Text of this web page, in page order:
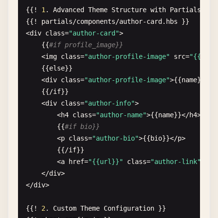
    }
}
// 5. Ghost Theme Structure
// Default theme structure for Ghost
const
themeStructure
"package.json": {
"name"
"version": "1.0.0",
"description": "A custom Ghost theme"
"engines": {
"ghost": ">=5.0.0"
}
"default.hbs"
<html lang="{{lang}}">
    <meta charset="utf-8">
{{! 1 . Advanced Theme Structure with Partials
{{! partials/components/author-card . hbs
}}
<div class="author-card">
    {{
#if profile_image}}
<img class="author-profile-image" src=
    {{
else}}
    <
div class="author-profile-image">{{name}}<
    {{
/if}}
    <
div class="author-info">
        <
h4 class="author-name">{{name}}</h4>
        {{
#if bio}}
<p class="author-bio">{{bio}}</p>
        {{
/if}}
        <
a href="{{url}}" class="author-link"
    <
/div>
</div>
{{! 2 . Custom Theme Configuration }}